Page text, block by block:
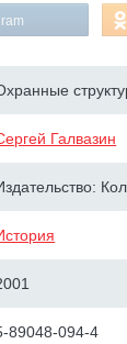
Галвазин
89048-094-4